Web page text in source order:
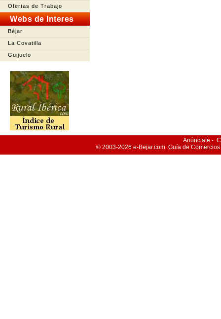
Ofertas de Trabajo
Webs de Interes
Béjar
La Covatilla
Guijuelo
Anúnciate -
© 2003-2026 e-Bejar.com: Guía de